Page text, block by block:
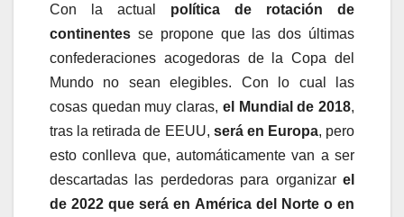
Con la actual política de rotación de
continentes se propone que las dos últimas
confederaciones acogedoras de la Copa del
Mundo no sean elegibles. Con lo cual las
cosas quedan muy claras, el Mundial de 2018,
tras la retirada de EEUU, será en Europa, pero
esto conlleva que, automáticamente van a ser
descartadas las perdedoras para organizar el
de 2022 que será en América del Norte o en